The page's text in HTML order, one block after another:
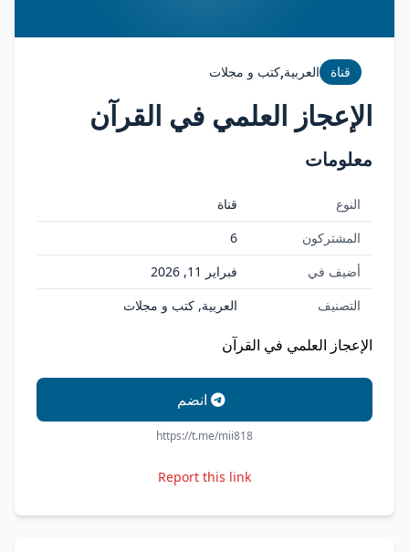
قناة العربية,كتب و مجلات
الإعجاز العلمي في القرآن
معلومات
النوع
قناة
المشتركون
6
أضيف في
فبراير 11, 2026
التصنيف
العربية, كتب و مجلات
الإعجاز العلمي في القرآن
انضم
https://t.me/mii818
Report this link